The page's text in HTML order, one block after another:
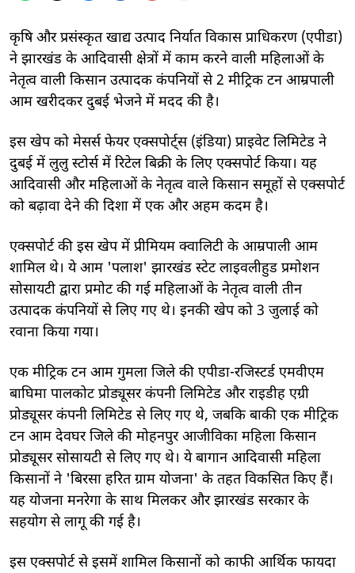
कृषि और प्रसंस्कृत खाद्य उत्पाद निर्यात विकास प्राधिकरण (एपीडा)
ने झारखंड के आदिवासी क्षेत्रों में काम करने वाली महिलाओं के
नेतृत्व वाली किसान उत्पादक कंपनियों से 2 मीट्रिक टन आम्रपाली
आम खरीदकर दुबई भेजने में मदद की है।
इस खेप को मेसर्स फेयर एक्सपोर्ट्स (इंडिया) प्राइवेट लिमिटेड ने
दुबई में लुलु स्टोर्स में रिटेल बिक्री के लिए एक्सपोर्ट किया। यह
आदिवासी और महिलाओं के नेतृत्व वाले किसान समूहों से एक्सपोर्ट
को बढ़ावा देने की दिशा में एक और अहम कदम है।
एक्सपोर्ट की इस खेप में प्रीमियम क्वालिटी के आम्रपाली आम
शामिल थे। ये आम 'पलाश' झारखंड स्टेट लाइवलीहुड प्रमोशन
सोसायटी द्वारा प्रमोट की गई महिलाओं के नेतृत्व वाली तीन
उत्पादक कंपनियों से लिए गए थे। इनकी खेप को 3 जुलाई को
रवाना किया गया।
एक मीट्रिक टन आम गुमला जिले की एपीडा-रजिस्टर्ड एमवीएम
बाघिमा पालकोट प्रोड्यूसर कंपनी लिमिटेड और राइडीह एग्री
प्रोड्यूसर कंपनी लिमिटेड से लिए गए थे, जबकि बाकी एक मीट्रिक
टन आम देवघर जिले की मोहनपुर आजीविका महिला किसान
प्रोड्यूसर सोसायटी से लिए गए थे। ये बागान आदिवासी महिला
किसानों ने 'बिरसा हरित ग्राम योजना' के तहत विकसित किए हैं।
यह योजना मनरेगा के साथ मिलकर और झारखंड सरकार के
सहयोग से लागू की गई है।
इस एक्सपोर्ट से इसमें शामिल किसानों को काफी आर्थिक फायदा